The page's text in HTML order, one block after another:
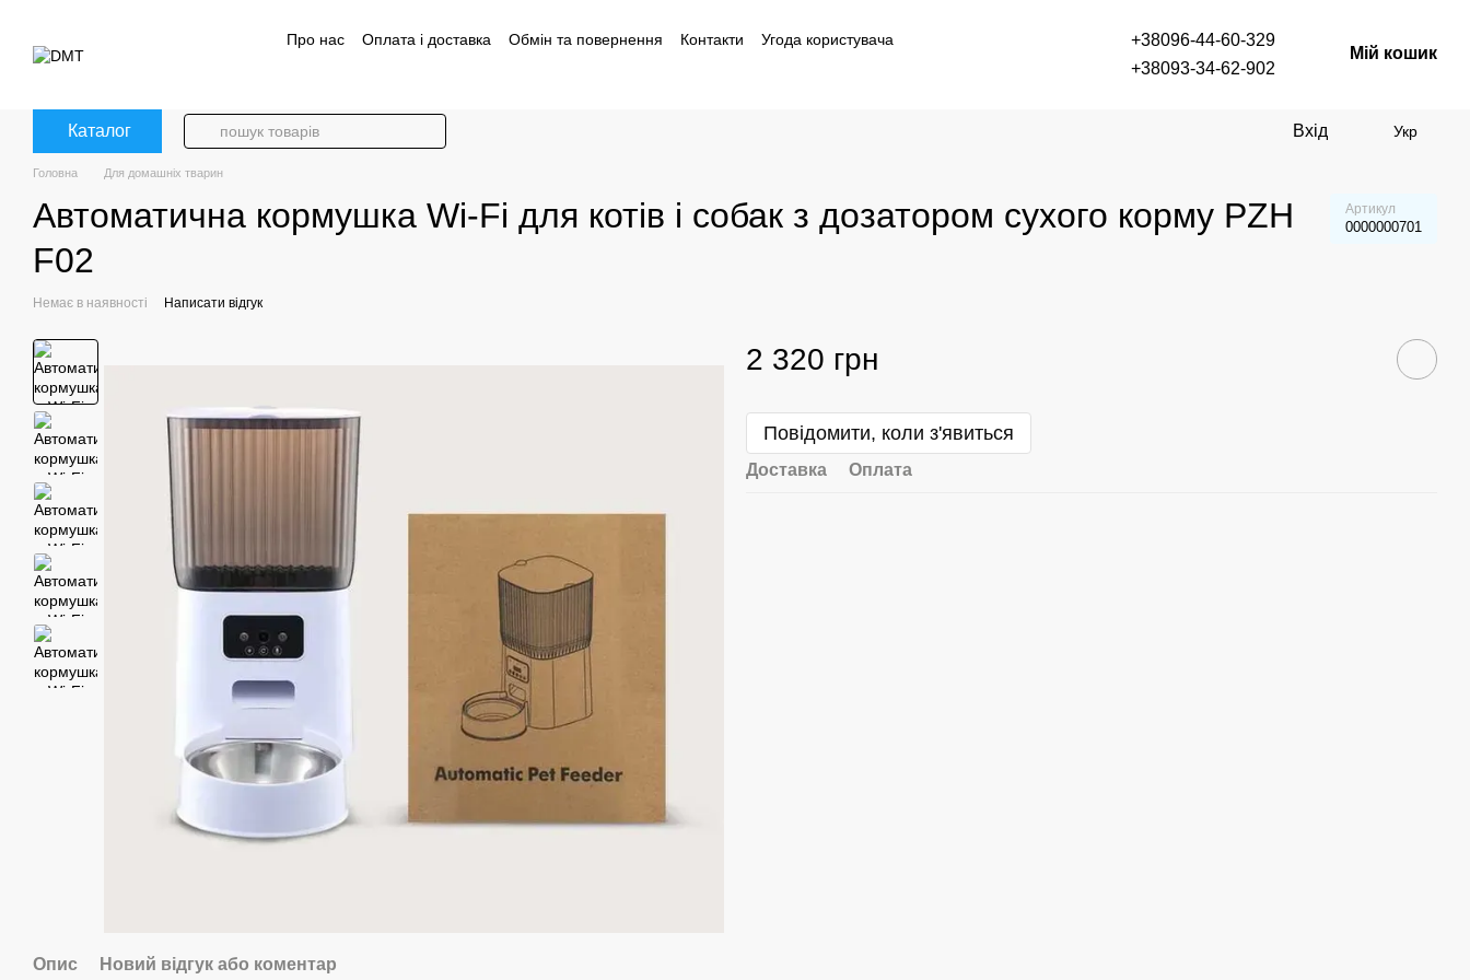
Про нас
Оплата і доставка Обмін та повернення Контакти
Угода користувача
+38096-44-60-329
+38093-34-62-902
Мій кошик
Каталог Вхід Укр
Головна Для домашніх тварин
Автоматична кормушка Wi-Fi для котів і собак з дозатором сухого корму PZH
F02
Артикул
0000000701
Немає в наявності Написати відгук
Опис Новий відгук або коментар
2 320 грн
Повідомити, коли з'явиться
Доставка Оплата